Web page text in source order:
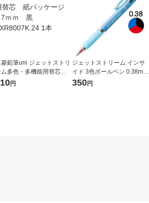
菱鉛筆uni ジェットストリ
ム多色・多機能用替芯
パッケージ 0.7ｍｍ 黒
円
ジェットストリーム インサ
イド 3色ボールペン 0.38mm
ブルー軸 青 アスクル限定 H.
350円